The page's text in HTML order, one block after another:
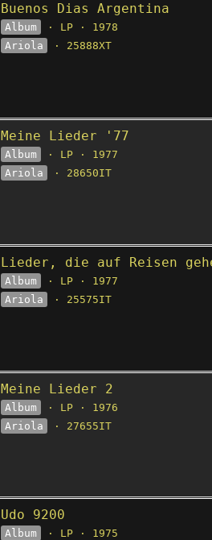
Buenos Dias Argentina
Album
· LP · 1978
Ariola
· 25888XT
Meine Lieder '77
Album
· LP · 1977
Ariola
· 28650IT
Lieder, die auf Reisen
Album
· LP · 1977
Ariola
· 25575IT
Meine Lieder 2
Album
· LP · 1976
Ariola
· 27655IT
Udo 9200
Album
· LP · 1975